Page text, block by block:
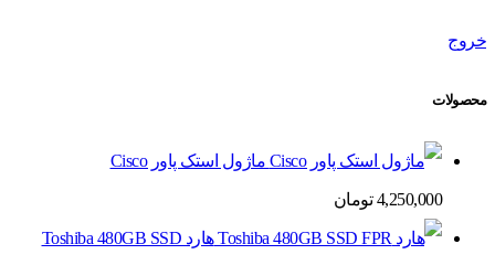
خروج
محصولات
ماژول استک پاور Cisco
4,250,000 تومان
هارد Toshiba 480GB SSD